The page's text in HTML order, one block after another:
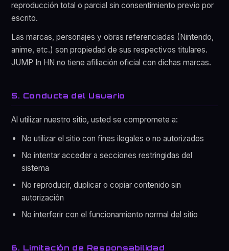
reproducción total o parcial sin consentimiento previo por
escrito.
Las marcas, personajes y obras referenciadas (Nintendo,
anime, etc.) son propiedad de sus respectivos titulares.
JUMP In HN no tiene afiliación oficial con dichas marcas.
5. Conducta del Usuario
Al utilizar nuestro sitio, usted se compromete a:
No utilizar el sitio con fines ilegales o no autorizados
No intentar acceder a secciones restringidas del
sistema
No reproducir, duplicar o copiar contenido sin
autorización
No interferir con el funcionamiento normal del sitio
6. Limitación de Responsabilidad